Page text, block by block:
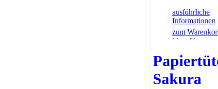
ausführliche
Informationen
zum
hinzufügen
Sakura